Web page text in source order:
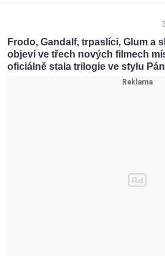
Frodo, Gandalf, trpaslíci, Glum a
objeví ve třech nových filmech
oficiálně stala trilogie ve stylu